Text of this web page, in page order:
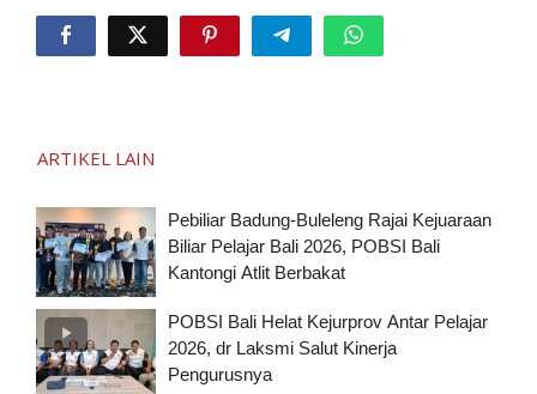
ARTIKEL LAIN
Pebiliar Badung-Buleleng Rajai Kejuaraan
Biliar Pelajar Bali 2026, POBSI Bali
Kantongi Atlit Berbakat
POBSI Bali Helat Kejurprov Antar Pelajar
2026, dr Laksmi Salut Kinerja
Pengurusnya